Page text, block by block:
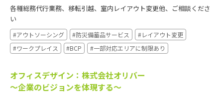
各種総務代行業務、移転引越、室内レイアウト変更他、ご相談くださ
い
#アウトソーシング #防災備蓄品サービス
#レイアウト変更
#ワークプレイス
#BCP #一部対応エリアに制限あり
オフィスデザイン：株式会社オリバー
～企業のビジョンを体現する～